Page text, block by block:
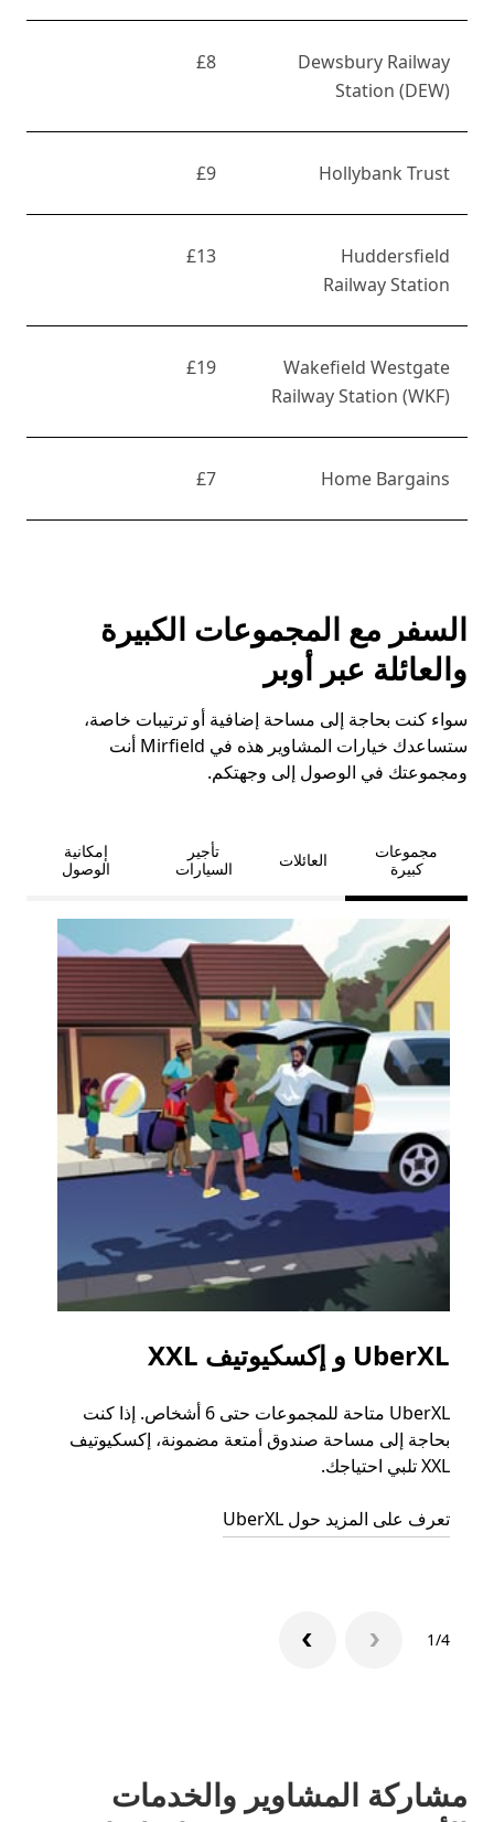
Dewsbury Railway
Station (DEW)
£8
Hollybank Trust
£9
Huddersfield
Railway Station
£13
Wakefield Westgate
Railway Station (WKF)
£19
Home Bargains
£7
السفر مع المجموعات الكبيرة
والعائلة عبر أوبر
سواء كنت بحاجة إلى مساحة إضافية أو ترتيبات خاصة،
ستساعدك خيارات المشاوير هذه في Mirfield أنت
ومجموعتك في الوصول إلى وجهتكم.
مجموعات
كبيرة
العائلات
تأجير
السيارات
إمكانية
الوصول
UberXL و إكسكيوتيف XXL
UberXL متاحة للمجموعات حتى 6 أشخاص. إذا كنت
بحاجة إلى مساحة صندوق أمتعة مضمونة، إكسكيوتيف
XXL تلبي احتياجك.
تعرف على المزيد حول UberXL
1/4
مشاركة المشاوير والخدمات